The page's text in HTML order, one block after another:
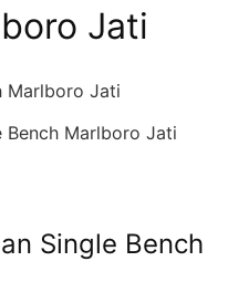
Jati
Bench Marlboro Jati
Single Bench